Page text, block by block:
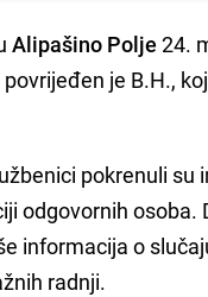
Alipašino Polje 24.
je B.H.,
pokrenuli
odgovornih
informacija o
radnji.